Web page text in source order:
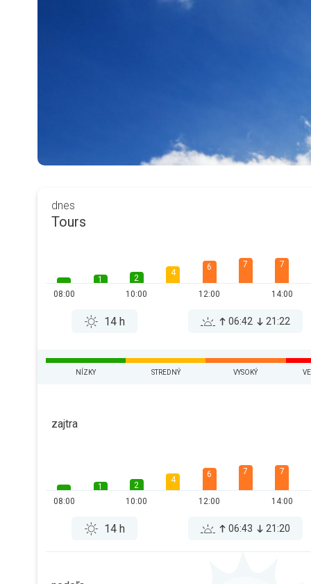
dnes
Tours
08:00
1
2
10:00
4
6
12:00
7 7
14:00
14 h 06:42 21:22
NÍZKY STREDNÝ VYSOKÝ
zajtra
08:00
1
2
10:00
4
6
12:00
7 7
14:00
14 h 06:43 21:20